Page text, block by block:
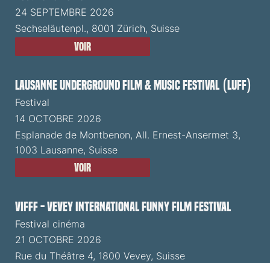
24 SEPTEMBRE 2026
Sechseläutenpl., 8001 Zürich, Suisse
Voir
Lausanne Underground Film & Music Festival (LUFF)
Festival
14 OCTOBRE 2026
Esplanade de Montbenon, All. Ernest-Ansermet 3,
1003 Lausanne, Suisse
Voir
VIFFF - Vevey International Funny Film Festival
Festival cinéma
21 OCTOBRE 2026
Rue du Théâtre 4, 1800 Vevey, Suisse